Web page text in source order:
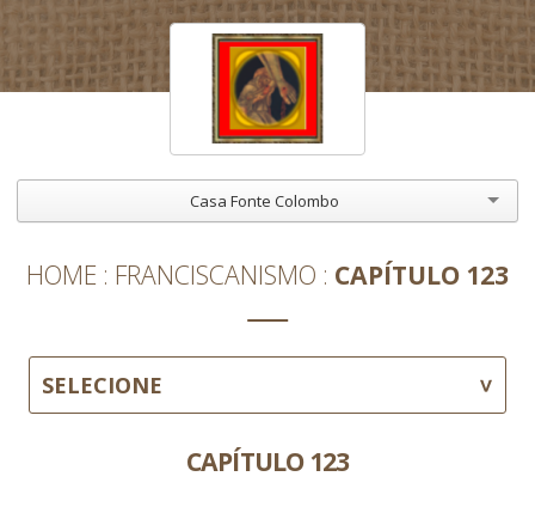
Casa Fonte Colombo
HOME FRANCISCANISMO CAPÍTULO 123
SELECIONE
CAPÍTULO 123